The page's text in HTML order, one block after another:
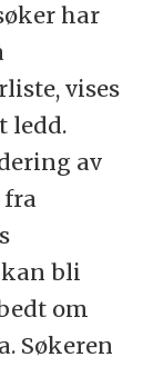
har
vises
ledd.
av
fra
bli
om
Søkeren